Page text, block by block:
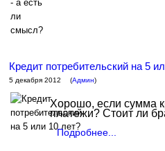
Кредит потребительский на 5
5 декабря 2012 (Админ)
Хорошо, если сумма
платежи? Стоит ли
Подробнее...